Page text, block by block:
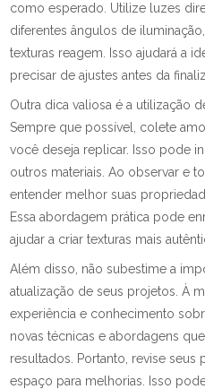
como esperado. Utilize luzes
diferentes ângulos de
texturas reagem. Isso ajudará a
precisar de ajustes antes da
Outra dica valiosa é a utilização
Sempre que possível, colete
você deseja replicar. Isso pode
outros materiais. Ao observar e
entender melhor suas
Essa abordagem prática pode
ajudar a criar texturas mais
Além disso, não subestime a
atualização de seus projetos. À
experiência e conhecimento
novas técnicas e abordagens
resultados. Portanto, revise seus
espaço para melhorias. Isso